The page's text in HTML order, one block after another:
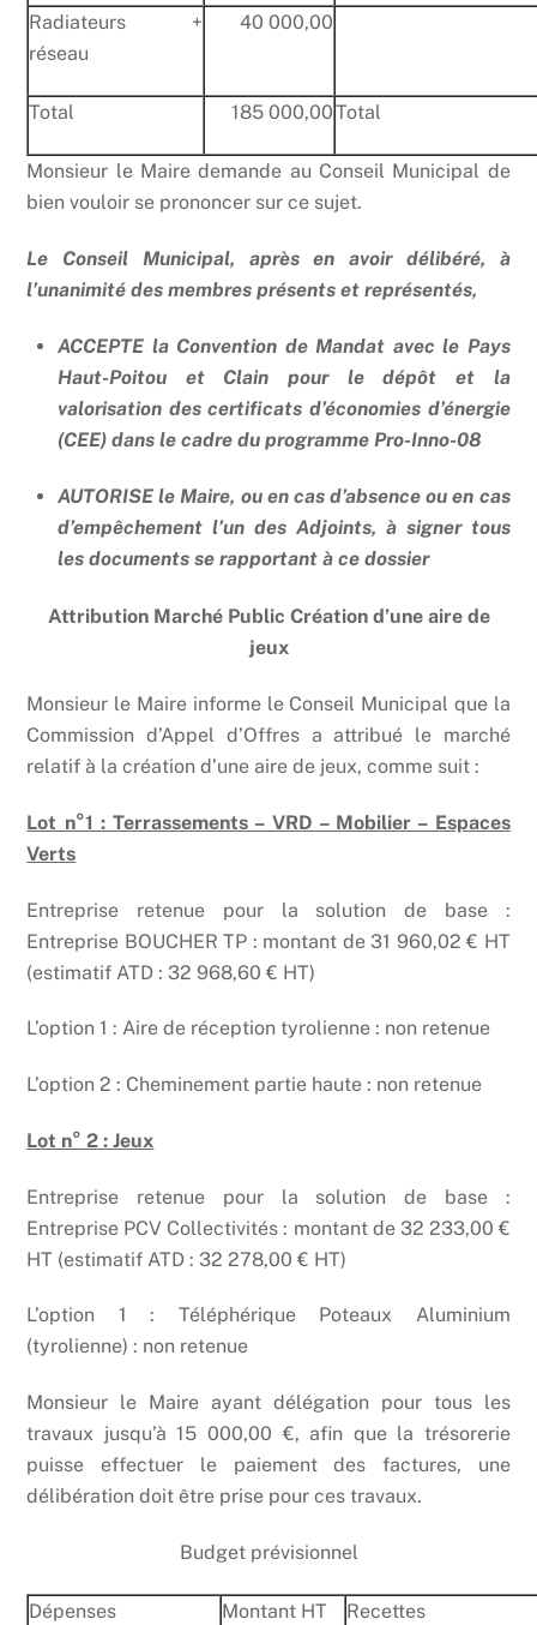
Radiateurs +
réseau
40 000,00
Total 185 000,00Total
Monsieur le Maire demande au Conseil Municipal de
bien vouloir se prononcer sur ce sujet.
Le Conseil Municipal, après en avoir délibéré, à
l’unanimité des membres présents et représentés,
ACCEPTE la Convention de Mandat avec le Pays
Haut-Poitou et Clain pour le dépôt et la
valorisation des certificats d’économies d’énergie
(CEE) dans le cadre du programme Pro-Inno-08
AUTORISE le Maire, ou en cas d’absence ou en cas
d’empêchement l’un des Adjoints, à signer tous
les documents se rapportant à ce dossier
Attribution Marché Public Création d’une aire de
jeux
Monsieur le Maire informe le Conseil Municipal que la
Commission d’Appel d’Offres a attribué le marché
relatif à la création d’une aire de jeux, comme suit :
Lot n°1 : Terrassements – VRD – Mobilier – Espaces
Verts
Entreprise retenue pour la solution de base :
Entreprise BOUCHER TP : montant de 31 960,02 € HT
(estimatif ATD : 32 968,60 € HT)
L’option 1 : Aire de réception tyrolienne : non retenue
L’option 2 : Cheminement partie haute : non retenue
Lot n° 2 : Jeux
Entreprise retenue pour la solution de base :
Entreprise PCV Collectivités : montant de 32 233,00 €
HT (estimatif ATD : 32 278,00 € HT)
L’option 1 : Téléphérique Poteaux Aluminium
(tyrolienne) : non retenue
Monsieur le Maire ayant délégation pour tous les
travaux jusqu’à 15 000,00 €, afin que la trésorerie
puisse effectuer le paiement des factures, une
délibération doit être prise pour ces travaux.
Budget prévisionnel
Dépenses Montant HT Recettes